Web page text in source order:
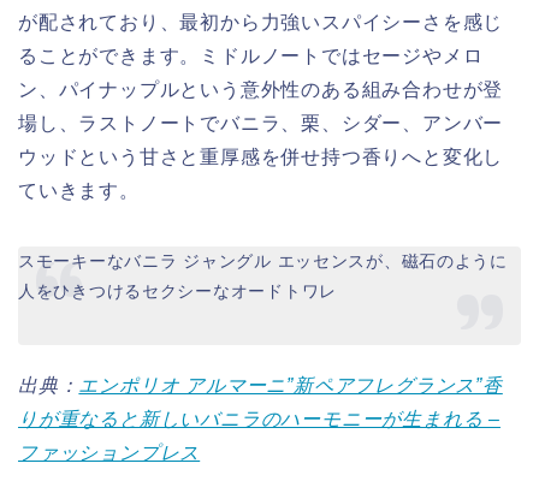
が配されており、最初から力強いスパイシーさを感じ
ることができます。ミドルノートではセージやメロ
ン、パイナップルという意外性のある組み合わせが登
場し、ラストノートでバニラ、栗、シダー、アンバー
ウッドという甘さと重厚感を併せ持つ香りへと変化し
ていきます。
スモーキーなバニラ ジャングル エッセンスが、磁石のように
人をひきつけるセクシーなオードトワレ
出典： エンポリオ アルマーニ”新ペアフレグランス”香
りが重なると新しいバニラのハーモニーが生まれる –
ファッションプレス